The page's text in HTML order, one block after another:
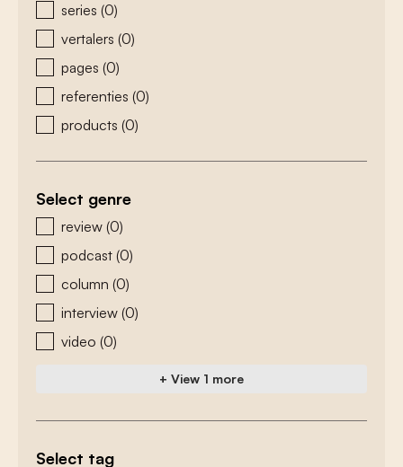
series (0)
vertalers (0)
pages (0)
referenties (0)
products (0)
Select genre
zoeken - genre
review (0)
podcast (0)
column (0)
interview (0)
video (0)
+ View 1 more
Select tag